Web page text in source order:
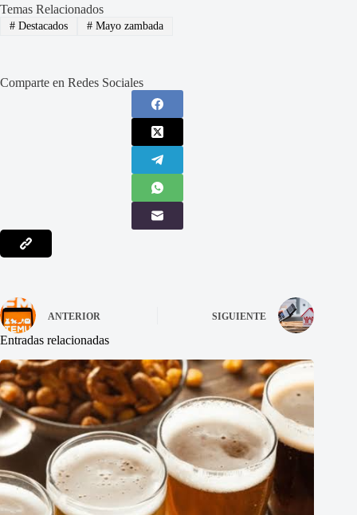
Temas Relacionados
#Destacados #Mayo zambada
Comparte en Redes Sociales
ANTERIOR SIGUIENTE
Entradas relacionadas